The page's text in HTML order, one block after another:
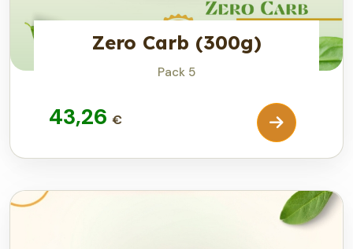
Zero Carb (300g)
Pack 5
43,26€